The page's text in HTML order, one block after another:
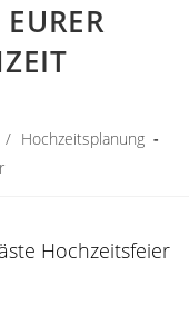
/ Hochzeitsplanung